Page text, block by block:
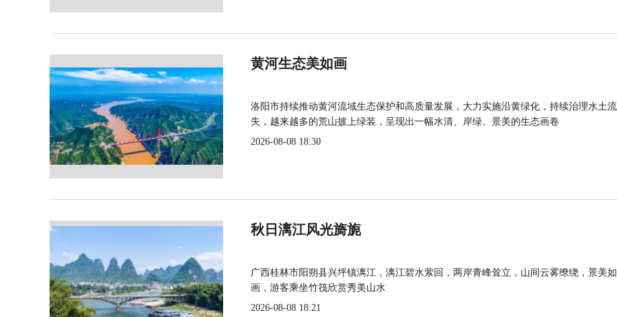
黄河生态美如画
洛阳市持续推动黄河流域生态保护和高质量发展，大力实施沿黄绿化，持续治理水土流
失，越来越多的荒山披上绿装，呈现出一幅水清、岸绿、景美的生态画卷
2026-08-08 18:30
秋日漓江风光旖旎
广西桂林市阳朔县兴坪镇漓江，漓江碧水萦回，两岸青峰耸立，山间云雾缭绕，景美如
画，游客乘坐竹筏欣赏秀美山水
2026-08-08 18:21